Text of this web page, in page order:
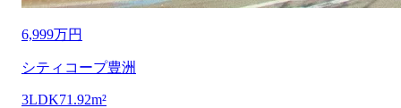
6,999万円
シティコープ豊洲
3LDK71.92m²